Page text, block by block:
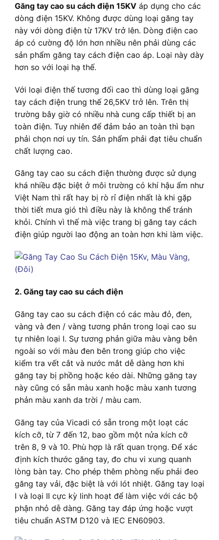
Găng tay cao su cách điện 15KV áp dụng cho các
dòng điện 15KV. Không được dùng loại găng tay
này với dòng điện từ 17KV trở lên. Dòng điện cao
áp có cường độ lớn hơn nhiều nên phải dùng các
sản phẩm găng tay cách điện cao áp. Loại này dày
hơn so với loại hạ thế.
Với loại điện thế tương đối cao thì dùng loại găng
tay cách điện trung thế 26,5KV trở lên. Trên thị
trường bây giờ có nhiều nhà cung cấp thiết bị an
toàn điện. Tuy nhiên để đảm bảo an toàn thì bạn
phải chọn nơi uy tín. Sản phẩm phải đạt tiêu chuẩn
chất lượng cao.
Găng tay cao su cách điện thường được sử dụng
khá nhiều đặc biệt ở môi trường có khí hậu ẩm như
Việt Nam thì rất hay bị rò rỉ điện nhất là khi gặp
thời tiết mưa gió thì điều này là không thể tránh
khỏi. Chính vì thế mà việc trang bị găng tay cách
điện giúp người lao động an toàn hơn khi làm việc.
2. Găng tay cao su cách điện
Găng tay cao su cách điện có các màu đỏ, đen,
vàng và đen / vàng tương phản trong loại cao su
tự nhiên loại I. Sự tương phản giữa màu vàng bên
ngoài so với màu đen bên trong giúp cho việc
kiểm tra vết cắt và nước mắt dễ dàng hơn khi
găng tay bị phồng hoặc kéo dài. Những găng tay
này cũng có sẵn màu xanh hoặc màu xanh tương
phản màu xanh da trời / màu cam.
Găng tay của Vicadi có sẵn trong một loạt các
kích cỡ, từ 7 đến 12, bao gồm một nửa kích cỡ
trên 8, 9 và 10. Phù hợp là rất quan trọng. Để xác
định kích thước găng tay, đo chu vi xung quanh
lòng bàn tay. Cho phép thêm phòng nếu phải đeo
găng tay vải, đặc biệt là với lót nhiệt. Găng tay loại
I và loại II cực kỳ linh hoạt để làm việc với các bộ
phận nhỏ dễ dàng. Găng tay đáp ứng hoặc vượt
tiêu chuẩn ASTM D120 và IEC EN60903.